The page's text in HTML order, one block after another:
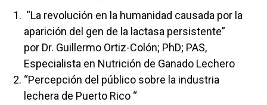
“La revolución en la humanidad causada por la
aparición del gen de la lactasa persistente”
por Dr. Guillermo Ortiz-Colón; PhD; PAS,
Especialista en Nutrición de Ganado Lechero
“Percepción del público sobre la industria
lechera de Puerto Rico “